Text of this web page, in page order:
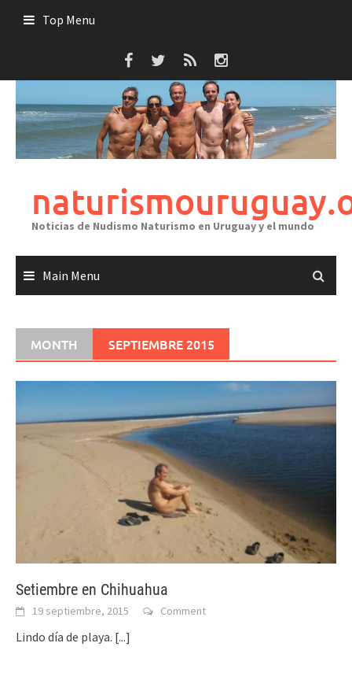
Top Menu
Noticias de Nudismo Naturismo en Uruguay y el mundo
Main Menu
MONTH SEPTIEMBRE 2015
Setiembre en Chihuahua
19 septiembre, 2015 Comment
Lindo día de playa. [...]